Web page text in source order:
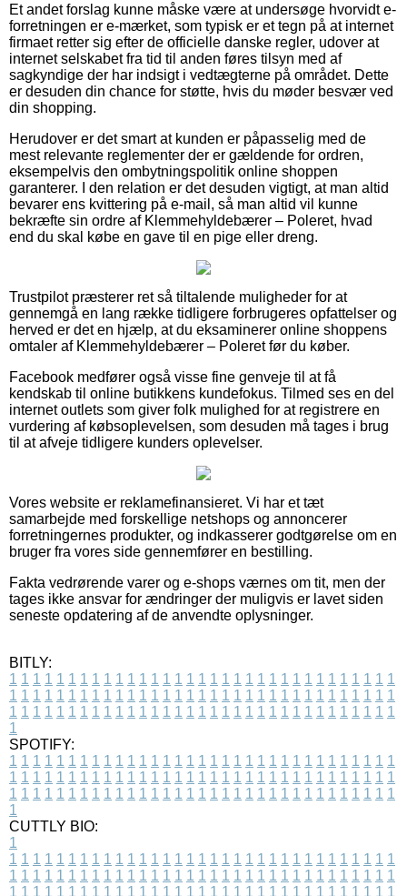
Et andet forslag kunne måske være at undersøge hvorvidt e-
forretningen er e-mærket, som typisk er et tegn på at internet
firmaet retter sig efter de officielle danske regler, udover at
internet selskabet fra tid til anden føres tilsyn med af
sagkyndige der har indsigt i vedtægterne på området. Dette
er desuden din chance for støtte, hvis du møder besvær ved
din shopping.
Herudover er det smart at kunden er påpasselig med de
mest relevante reglementer der er gældende for ordren,
eksempelvis den ombytningspolitik online shoppen
garanterer. I den relation er det desuden vigtigt, at man altid
bevarer ens kvittering på e-mail, så man altid vil kunne
bekræfte sin ordre af Klemmehyldebærer – Poleret, hvad
end du skal købe en gave til en pige eller dreng.
Trustpilot præsterer ret så tiltalende muligheder for at
gennemgå en lang række tidligere forbrugeres opfattelser og
herved er det en hjælp, at du eksaminerer online shoppens
omtaler af Klemmehyldebærer – Poleret før du køber.
Facebook medfører også visse fine genveje til at få
kendskab til online butikkens kundefokus. Tilmed ses en del
internet outlets som giver folk mulighed for at registrere en
vurdering af købsoplevelsen, som desuden må tages i brug
til at afveje tidligere kunders oplevelser.
Vores website er reklamefinansieret. Vi har et tæt
samarbejde med forskellige netshops og annoncerer
forretningernes produkter, og indkasserer godtgørelse om en
bruger fra vores side gennemfører en bestilling.
Fakta vedrørende varer og e-shops værnes om tit, men der
tages ikke ansvar for ændringer der muligvis er lavet siden
seneste opdatering af de anvendte oplysninger.
BITLY:
1 1 1 1 1 1 1 1 1 1 1 1 1 1 1 1 1 1 1 1 1 1 1 1 1 1 1 1 1 1 1 1 1
1 1 1 1 1 1 1 1 1 1 1 1 1 1 1 1 1 1 1 1 1 1 1 1 1 1 1 1 1 1 1 1 1
1 1 1 1 1 1 1 1 1 1 1 1 1 1 1 1 1 1 1 1 1 1 1 1 1 1 1 1 1 1 1 1 1
1
SPOTIFY:
1 1 1 1 1 1 1 1 1 1 1 1 1 1 1 1 1 1 1 1 1 1 1 1 1 1 1 1 1 1 1 1 1
1 1 1 1 1 1 1 1 1 1 1 1 1 1 1 1 1 1 1 1 1 1 1 1 1 1 1 1 1 1 1 1 1
1 1 1 1 1 1 1 1 1 1 1 1 1 1 1 1 1 1 1 1 1 1 1 1 1 1 1 1 1 1 1 1 1
1
CUTTLY BIO:
1
1 1 1 1 1 1 1 1 1 1 1 1 1 1 1 1 1 1 1 1 1 1 1 1 1 1 1 1 1 1 1 1 1
1 1 1 1 1 1 1 1 1 1 1 1 1 1 1 1 1 1 1 1 1 1 1 1 1 1 1 1 1 1 1 1 1
1 1 1 1 1 1 1 1 1 1 1 1 1 1 1 1 1 1 1 1 1 1 1 1 1 1 1 1 1 1 1 1 1